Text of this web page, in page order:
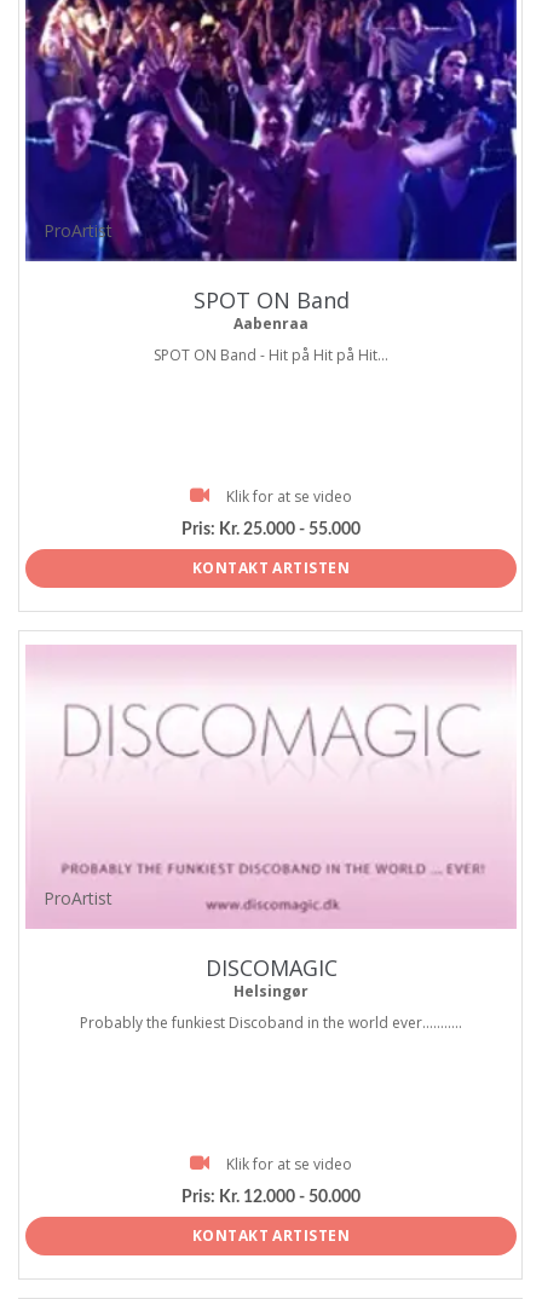
ProArtist
SPOT ON Band
Aabenraa
SPOT ON Band - Hit på Hit på Hit...
Klik for at se video
Pris: Kr. 25.000 - 55.000
KONTAKT ARTISTEN
ProArtist
DISCOMAGIC
Helsingør
Probably the funkiest Discoband in the world ever...........
Klik for at se video
Pris: Kr. 12.000 - 50.000
KONTAKT ARTISTEN